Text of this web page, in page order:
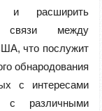
и расширить
между
что послужит
обнародования
с интересами
с различными